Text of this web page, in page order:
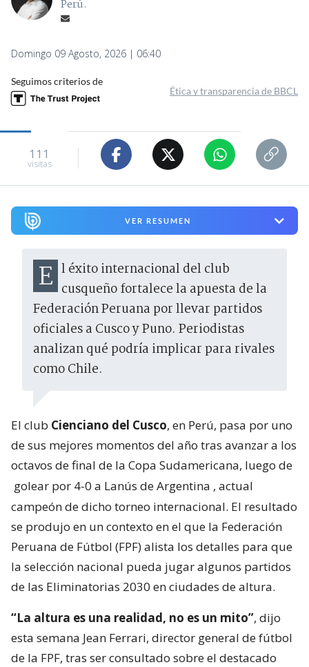
Perú.
Domingo 09 Agosto, 2026 | 06:40
Seguimos criterios de
Ética y transparencia de BBCL
111
visitas
VER RESUMEN
El éxito internacional del club cusqueño fortalece la apuesta de la
Federación Peruana por llevar partidos
oficiales a Cusco y Puno. Periodistas
analizan qué podría implicar para rivales
como Chile.
El club Cienciano del Cusco, en Perú, pasa por uno
de sus mejores momentos del año tras avanzar a los
octavos de final de la Copa Sudamericana, luego de
golear por 4-0 a Lanús de Argentina , actual
campeón de dicho torneo internacional. El resultado
se produjo en un contexto en el que la Federación
Peruana de Fútbol (FPF) alista los detalles para que
la selección nacional pueda jugar algunos partidos
de las Eliminatorias 2030 en ciudades de altura.
“La altura es una realidad, no es un mito”, dijo
esta semana Jean Ferrari, director general de fútbol
de la FPF, tras ser consultado sobre el destacado